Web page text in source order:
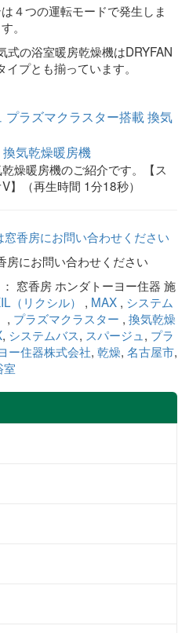
４つの運転モードで発生しま
す。
式の浴室暖房乾燥機はDRYFAN
プとも揃っています。
燥暖房機のご紹介です。【ス
】（再生時間 1分18秒）
房にお問い合わせください
窓香房 ホンダトーヨー住器 施
（リクシル） , MAX , システム
, プラズマクラスター , 換気乾燥
, システムバス, スパージュ , プラ
ー住器株式会社, 乾燥, 名古屋市,
室